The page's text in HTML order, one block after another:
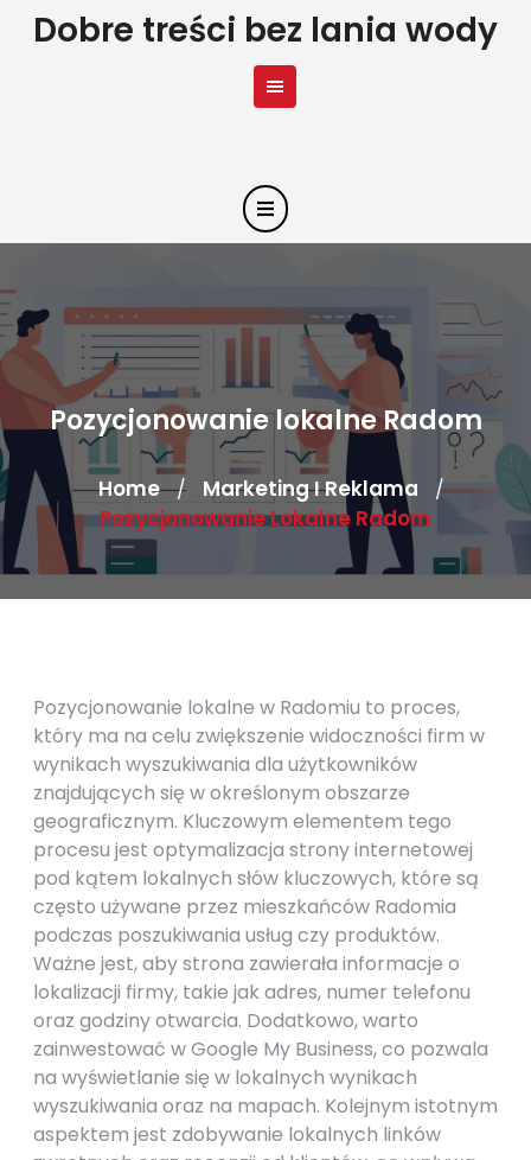
SkipDobre treści bez lania wody
Pozycjonowanie lokalne Radom
Home / Marketing I Reklama /
Pozycjonowanie Lokalne Radom
Pozycjonowanie lokalne w Radomiu to proces,
który ma na celu zwiększenie widoczności firm w
wynikach wyszukiwania dla użytkowników
znajdujących się w określonym obszarze
geograficznym. Kluczowym elementem tego
procesu jest optymalizacja strony internetowej
pod kątem lokalnych słów kluczowych, które są
często używane przez mieszkańców Radomia
podczas poszukiwania usług czy produktów.
Ważne jest, aby strona zawierała informacje o
lokalizacji firmy, takie jak adres, numer telefonu
oraz godziny otwarcia. Dodatkowo, warto
zainwestować w Google My Business, co pozwala
na wyświetlanie się w lokalnych wynikach
wyszukiwania oraz na mapach. Kolejnym istotnym
aspektem jest zdobywanie lokalnych linków